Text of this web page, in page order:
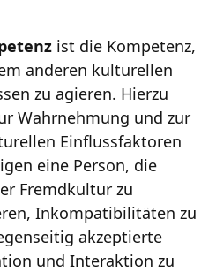
ist die Kompetenz,
anderen kulturellen
zu agieren. Hierzu
Wahrnehmung und zur
Einflussfaktoren
eine Person, die
Fremdkultur zu
Inkompatibilitäten zu
akzeptierte
und Interaktion zu